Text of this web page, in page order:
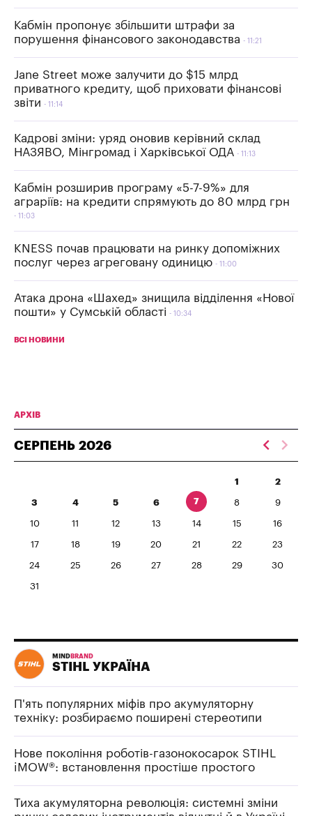
Кабмін пропонує збільшити штрафи за
порушення фінансового законодавства
11:21
Jane Street може залучити до $15 млрд
приватного кредиту, щоб приховати фінансові
звіти
11:14
Кадрові зміни: уряд оновив керівний склад
НАЗЯВО, Мінгромад і Харківської ОДА
11:13
Кабмін розширив програму «5-7-9%» для
аграріїв: на кредити спрямують до 80 млрд грн
11:03
KNESS почав працювати на ринку допоміжних
послуг через агреговану одиницю
11:00
Атака дрона «Шахед» знищила відділення «Нової
пошти» у Сумській області
10:34
ВСІ НОВИНИ
АРХІВ
СЕРПЕНЬ 2026
1 2
3 4 5 6 7 8 9
10 11 12 13 14 15 16
17 18 19 20 21 22 23
24 25 26 27 28 29 30
31
MIND BRAND
STIHL УКРАЇНА
П'ять популярних міфів про акумуляторну
техніку: розбираємо поширені стереотипи
Нове покоління роботів-газонокосарок STIHL
iMOW®: встановлення простіше простого
Тиха акумуляторна революція: системні зміни